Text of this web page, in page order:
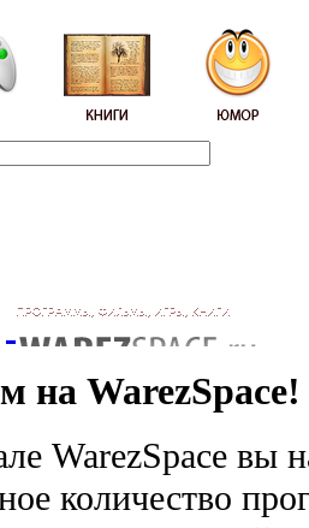
на WarezSpace!
WarezSpace вы
количество